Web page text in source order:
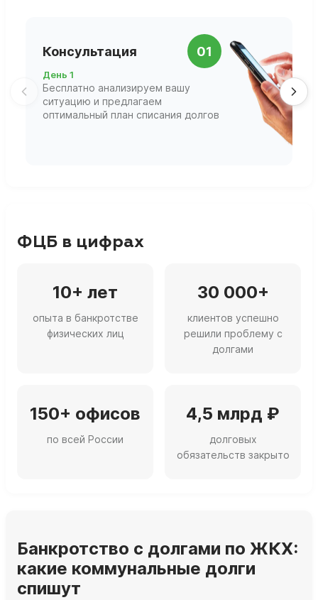
Консультация 01
День 1
Бесплатно анализируем вашу
ситуацию и предлагаем
оптимальный план списания долгов
ФЦБ в цифрах
10+ лет
опыта в банкротстве
физических лиц
30 000+
клиентов успешно
решили проблему с
долгами
150+ офисов
по всей России
4,5 млрд ₽
долговых
обязательств закрыто
Банкротство с долгами по ЖКХ:
какие коммунальные долги
спишут